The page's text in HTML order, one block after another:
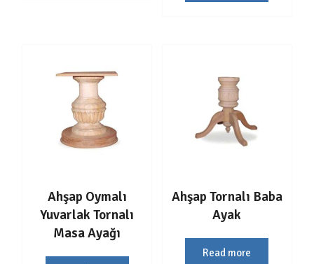
Ahşap Oymalı
Yuvarlak Tornalı
Masa Ayağı
Ahşap Tornalı Baba
Ayak
Read more